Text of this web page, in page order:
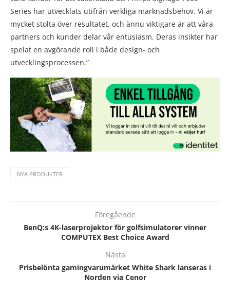
Series har utvecklats utifrån verkliga marknadsbehov. Vi är
mycket stolta över resultatet, och ännu viktigare är att våra
partners och kunder delar vår entusiasm. Deras insikter har
spelat en avgörande roll i både design- och
utvecklingsprocessen.”
NYA PRODUKTER
Föregående
BenQ:s 4K-laserprojektor för golfsimulatorer vinner
COMPUTEX Best Choice Award
Nästa
Prisbelönta gamingvarumärket White Shark lanseras i
Norden via Cenor